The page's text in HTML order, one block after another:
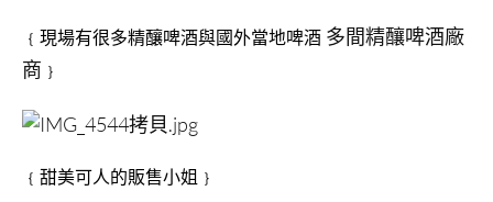
﹛現場有很多精釀啤酒與國外當地啤酒 多間精釀啤酒廠
商 ﹜
﹛甜美可人的販售小姐﹜